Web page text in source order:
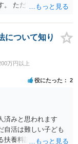
。 ただ、他人名義の
会できる可能性はあ
しくなります。 身元
認していきます。 基
せん。 詐欺を含め、
す。 さらに、渡し
す。 上記を経て、
とおり、詐欺である
出来るのであれば、
の詐欺の立証以上
一度、最寄りの警察
な見通しに関して
について知り
万円以上
役にたった 2
済みと思われます
自活は難しい子ども
扶養料請求として法